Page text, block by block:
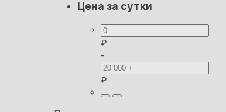
Цена за сутки
₽
-
₽